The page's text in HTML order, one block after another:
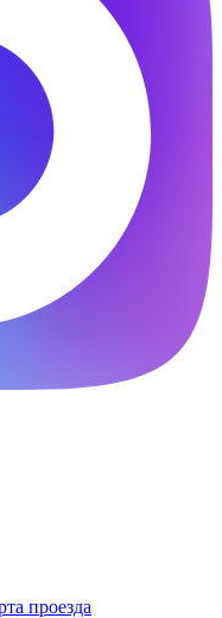
проезда